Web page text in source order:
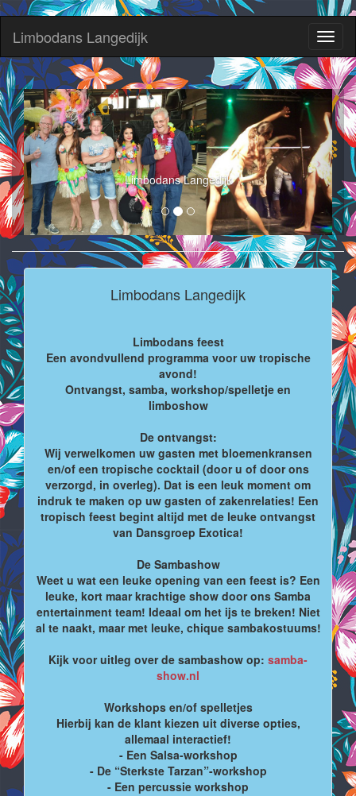
Limbodans Langedijk
Limbodans Langedijk
Limbodans Langedijk
Limbodans feest
Een avondvullend programma voor uw tropische
avond!
Ontvangst, samba, workshop/spelletje en
limboshow
De ontvangst:
Wij verwelkomen uw gasten met bloemenkransen
en/of een tropische cocktail (door u of door ons
verzorgd, in overleg). Dat is een leuk moment om
indruk te maken op uw gasten of zakenrelaties! Een
tropisch feest begint altijd met de leuke ontvangst
van Dansgroep Exotica!
De Sambashow
Weet u wat een leuke opening van een feest is? Een
leuke, kort maar krachtige show door ons Samba
entertainment team! Ideaal om het ijs te breken! Niet
al te naakt, maar met leuke, chique sambakostuums!
Kijk voor uitleg over de sambashow op: samba-
show.nl
Workshops en/of spelletjes
Hierbij kan de klant kiezen uit diverse opties,
allemaal interactief!
- Een Salsa-workshop
- De “Sterkste Tarzan”-workshop
- Een percussie workshop